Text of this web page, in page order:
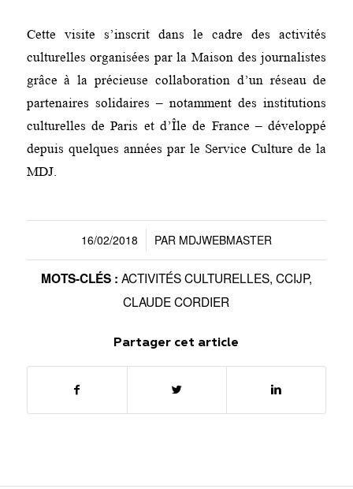
Cette visite s’inscrit dans le cadre des activités
culturelles organisées par la Maison des journalistes
grâce à la précieuse collaboration d’un réseau de
partenaires solidaires – notamment des institutions
culturelles de Paris et d’Île de France – développé
depuis quelques années par le Service Culture de la
MDJ.
16/02/2018
/ PAR MDJWEBMASTER
MOTS-CLÉS : ACTIVITÉS CULTURELLES, CCIJP,
CLAUDE CORDIER
Partager cet article